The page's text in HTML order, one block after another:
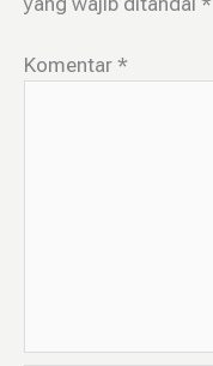
Komentar *